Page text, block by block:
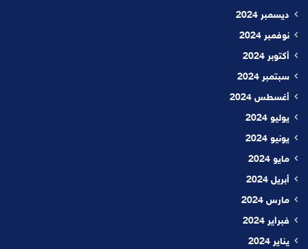
ديسمبر 2024
نوفمبر 2024
أكتوبر 2024
سبتمبر 2024
أغسطس 2024
يوليو 2024
يونيو 2024
مايو 2024
أبريل 2024
مارس 2024
فبراير 2024
يناير 2024